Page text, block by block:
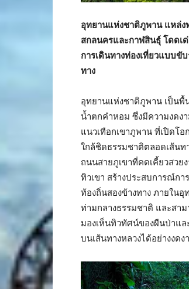
อุทยานแห่งชาติภูพาน แหล่ง
สกลนครและกาฬสินธุ์ โดดเ
การเดินทางท่องเที่ยวแบบขั
ทาง
อุทยานแห่งชาติภูพาน เป็นพื้
น้ำตกคำหอม ซึ่งมีความงดง
แนวเทือกเขาภูพาน ที่เปิดโ
ใกล้ชิดธรรมชาติตลอดเส้นท
ถนนสายภูเขาที่คดเคี้ยวสวย
ทิวเขา สร้างประสบการณ์ก
ท้องถิ่นสองข้างทาง ภายใน
ท่ามกลางธรรมชาติ และสา
มองเห็นทิวทัศน์ของผืนป่าแล
บนเส้นทางหลวงได้อย่างงด